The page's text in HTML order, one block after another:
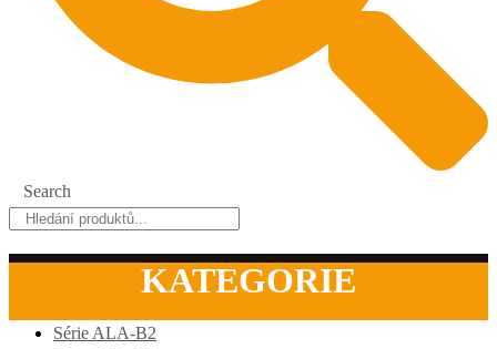
Search
KATEGORIE
Série ALA-B2